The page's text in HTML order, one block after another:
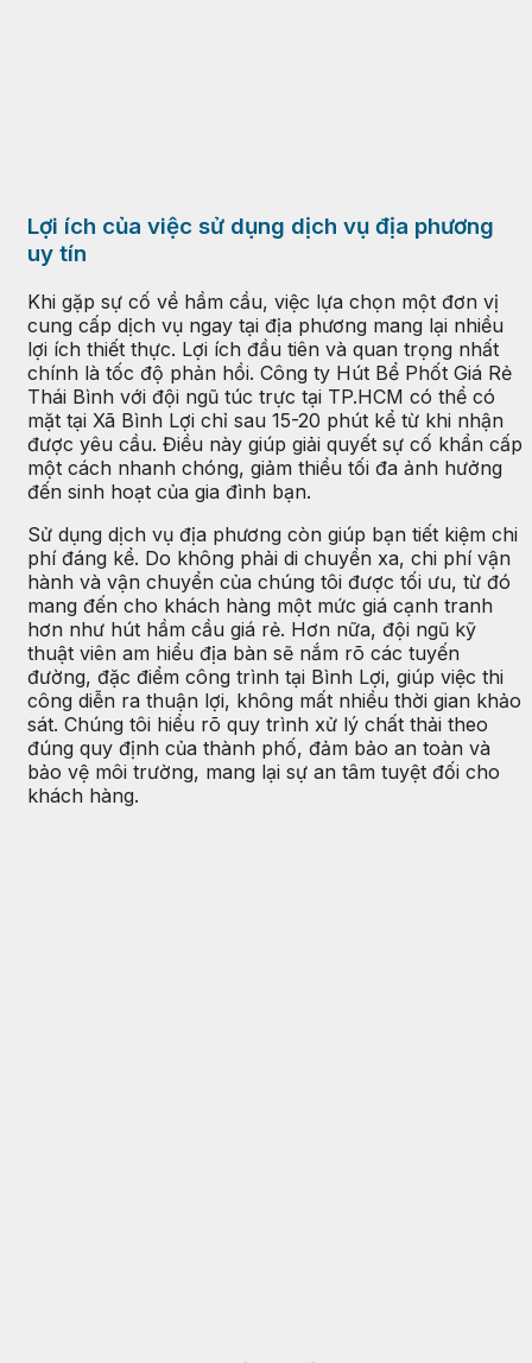
Lợi ích của việc sử dụng dịch vụ địa phương
uy tín
Khi gặp sự cố về hầm cầu, việc lựa chọn một đơn vị
cung cấp dịch vụ ngay tại địa phương mang lại nhiều
lợi ích thiết thực. Lợi ích đầu tiên và quan trọng nhất
chính là tốc độ phản hồi. Công ty Hút Bể Phốt Giá Rẻ
Thái Bình với đội ngũ túc trực tại TP.HCM có thể có
mặt tại Xã Bình Lợi chỉ sau 15-20 phút kể từ khi nhận
được yêu cầu. Điều này giúp giải quyết sự cố khẩn cấp
một cách nhanh chóng, giảm thiểu tối đa ảnh hưởng
đến sinh hoạt của gia đình bạn.
Sử dụng dịch vụ địa phương còn giúp bạn tiết kiệm chi
phí đáng kể. Do không phải di chuyển xa, chi phí vận
hành và vận chuyển của chúng tôi được tối ưu, từ đó
mang đến cho khách hàng một mức giá cạnh tranh
hơn như hút hầm cầu giá rẻ. Hơn nữa, đội ngũ kỹ
thuật viên am hiểu địa bàn sẽ nắm rõ các tuyến
đường, đặc điểm công trình tại Bình Lợi, giúp việc thi
công diễn ra thuận lợi, không mất nhiều thời gian khảo
sát. Chúng tôi hiểu rõ quy trình xử lý chất thải theo
đúng quy định của thành phố, đảm bảo an toàn và
bảo vệ môi trường, mang lại sự an tâm tuyệt đối cho
khách hàng.